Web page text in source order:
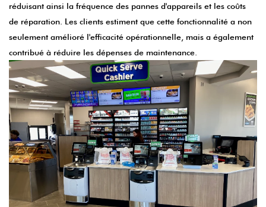
réduisant ainsi la fréquence des pannes d'appareils et les coûts
de réparation. Les clients estiment que cette fonctionnalité a non
seulement amélioré l'efficacité opérationnelle, mais a également
contribué à réduire les dépenses de maintenance.